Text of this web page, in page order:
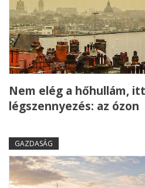
Nem elég a hőhullám,
légszennyezés: az ózon
GAZDASÁG